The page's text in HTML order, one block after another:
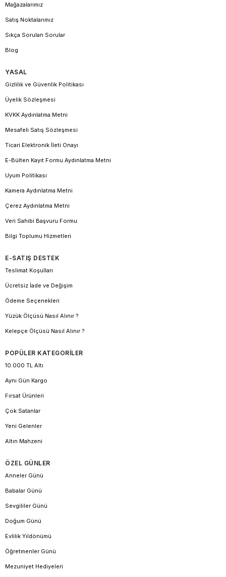
Mağazalarımız
Satış Noktalarımız
Sıkça Sorulan Sorular
Blog
YASAL
Gizlilik ve Güvenlik Politikası
Üyelik Sözleşmesi
KVKK Aydınlatma Metni
Mesafeli Satış Sözleşmesi
Ticari Elektronik İleti Onayı
E-Bülten Kayıt Formu Aydınlatma Metni
Uyum Politikası
Kamera Aydınlatma Metni
Çerez Aydınlatma Metni
Veri Sahibi Başvuru Formu
Bilgi Toplumu Hizmetleri
E-SATIŞ DESTEK
Teslimat Koşulları
Ücretsiz İade ve Değişim
Ödeme Seçenekleri
Yüzük Ölçüsü Nasıl Alınır ?
Kelepçe Ölçüsü Nasıl Alınır ?
POPÜLER KATEGORİLER
10.000 TL Altı
Aynı Gün Kargo
Fırsat Ürünleri
Çok Satanlar
Yeni Gelenler
Altın Mahzeni
ÖZEL GÜNLER
Anneler Günü
Babalar Günü
Sevgililer Günü
Doğum Günü
Evlilik Yıldönümü
Öğretmenler Günü
Mezuniyet Hediyeleri